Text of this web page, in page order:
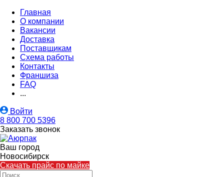
Главная
О компании
Вакансии
Доставка
Поставщикам
Схема работы
Контакты
Франшиза
FAQ
...
Войти
8 800 700 5396
Заказать звонок
Ваш город
Новосибирск
Скачать прайс по майке